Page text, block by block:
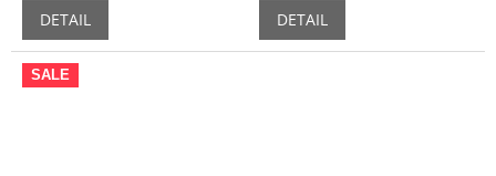
DETAIL DETAIL
SALE